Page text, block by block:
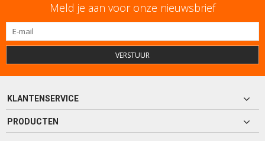
Meld je aan voor onze nieuwsbrief
VERSTUUR
KLANTENSERVICE
PRODUCTEN